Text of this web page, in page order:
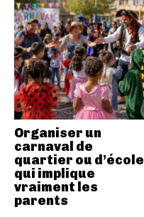
Organiser un
carnaval de
quartier ou d’école
qui implique
vraiment les
parents